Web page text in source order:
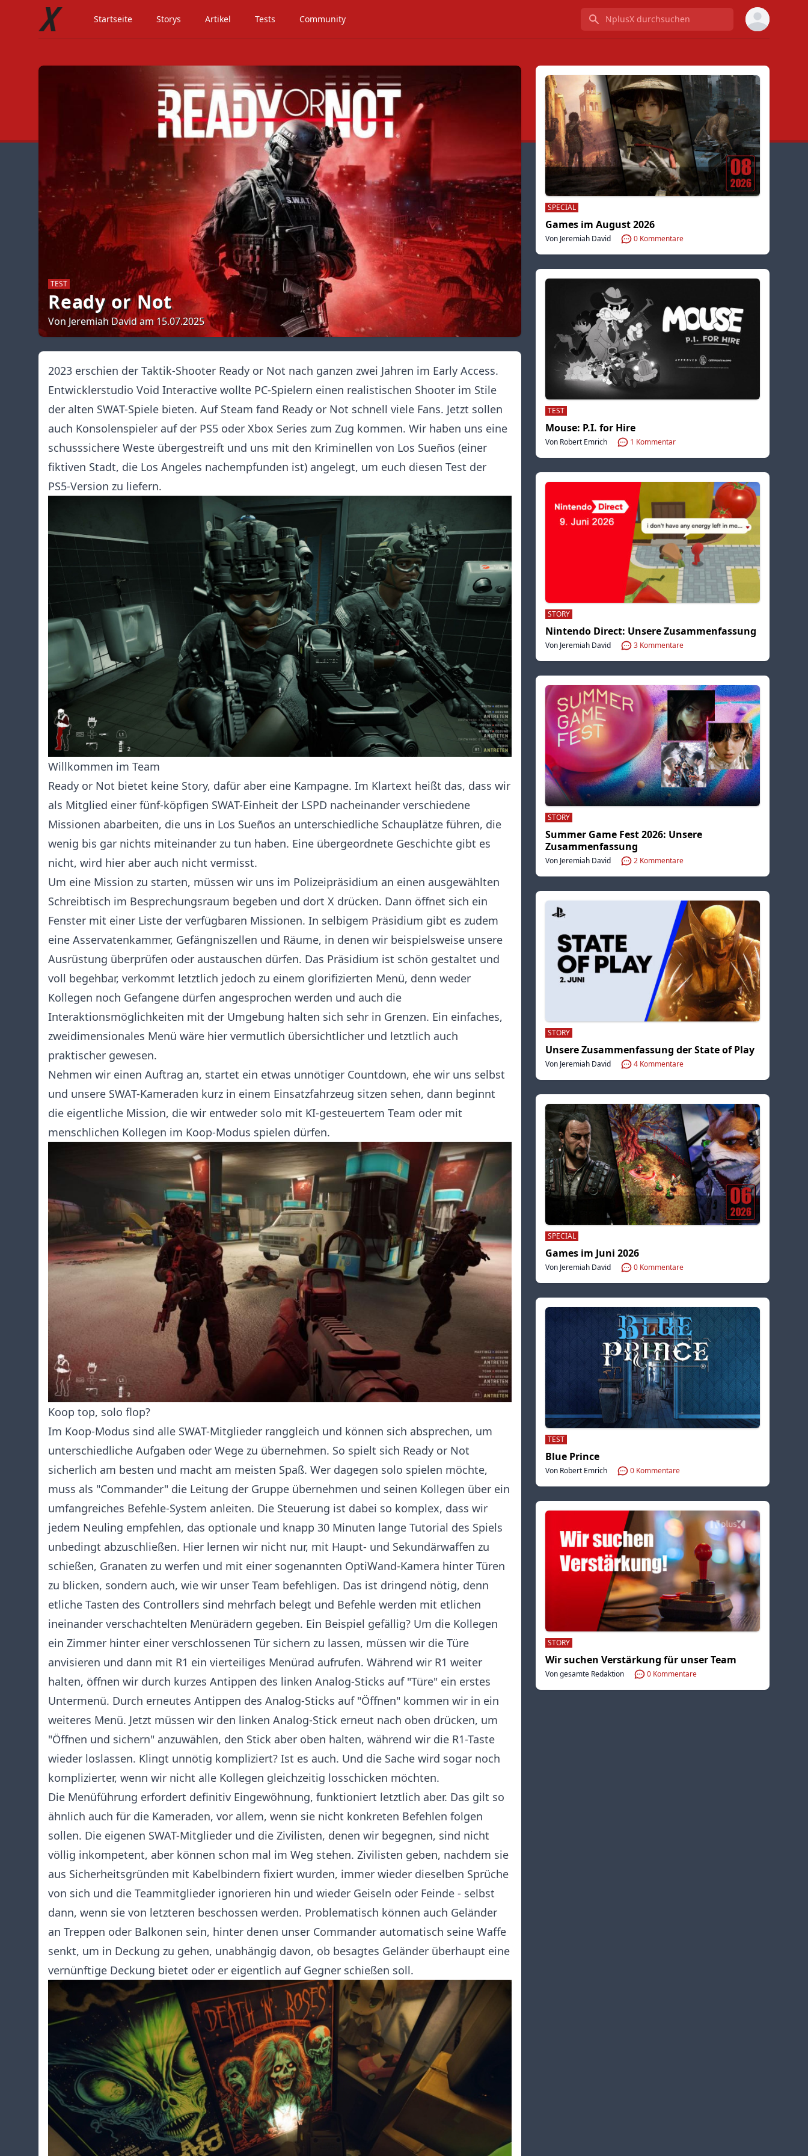
Startseite Storys Artikel Tests Community NplusX durchsuchen
TEST
Ready or Not
Von Jeremiah David am 15.07.2025
2023 erschien der Taktik-Shooter Ready or Not nach ganzen zwei Jahren im Early Access.
Entwicklerstudio Void Interactive wollte PC-Spielern einen realistischen Shooter im Stile
der alten SWAT-Spiele bieten. Auf Steam fand Ready or Not schnell viele Fans. Jetzt sollen
auch Konsolenspieler auf der PS5 oder Xbox Series zum Zug kommen. Wir haben uns eine
schusssichere Weste übergestreift und uns mit den Kriminellen von Los Sueños (einer
fiktiven Stadt, die Los Angeles nachempfunden ist) angelegt, um euch diesen Test der
PS5-Version zu liefern.
Willkommen im Team
Ready or Not bietet keine Story, dafür aber eine Kampagne. Im Klartext heißt das, dass wir
als Mitglied einer fünf-köpfigen SWAT-Einheit der LSPD nacheinander verschiedene
Missionen abarbeiten, die uns in Los Sueños an unterschiedliche Schauplätze führen, die
wenig bis gar nichts miteinander zu tun haben. Eine übergeordnete Geschichte gibt es
nicht, wird hier aber auch nicht vermisst.
Um eine Mission zu starten, müssen wir uns im Polizeipräsidium an einen ausgewählten
Schreibtisch im Besprechungsraum begeben und dort X drücken. Dann öffnet sich ein
Fenster mit einer Liste der verfügbaren Missionen. In selbigem Präsidium gibt es zudem
eine Asservatenkammer, Gefängniszellen und Räume, in denen wir beispielsweise unsere
Ausrüstung überprüfen oder austauschen dürfen. Das Präsidium ist schön gestaltet und
voll begehbar, verkommt letztlich jedoch zu einem glorifizierten Menü, denn weder
Kollegen noch Gefangene dürfen angesprochen werden und auch die
Interaktionsmöglichkeiten mit der Umgebung halten sich sehr in Grenzen. Ein einfaches,
zweidimensionales Menü wäre hier vermutlich übersichtlicher und letztlich auch
praktischer gewesen.
Nehmen wir einen Auftrag an, startet ein etwas unnötiger Countdown, ehe wir uns selbst
und unsere SWAT-Kameraden kurz in einem Einsatzfahrzeug sitzen sehen, dann beginnt
die eigentliche Mission, die wir entweder solo mit KI-gesteuertem Team oder mit
menschlichen Kollegen im Koop-Modus spielen dürfen.
Koop top, solo flop?
Im Koop-Modus sind alle SWAT-Mitglieder ranggleich und können sich absprechen, um
unterschiedliche Aufgaben oder Wege zu übernehmen. So spielt sich Ready or Not
sicherlich am besten und macht am meisten Spaß. Wer dagegen solo spielen möchte,
muss als "Commander" die Leitung der Gruppe übernehmen und seinen Kollegen über ein
umfangreiches Befehle-System anleiten. Die Steuerung ist dabei so komplex, dass wir
jedem Neuling empfehlen, das optionale und knapp 30 Minuten lange Tutorial des Spiels
unbedingt abzuschließen. Hier lernen wir nicht nur, mit Haupt- und Sekundärwaffen zu
schießen, Granaten zu werfen und mit einer sogenannten OptiWand-Kamera hinter Türen
zu blicken, sondern auch, wie wir unser Team befehligen. Das ist dringend nötig, denn
etliche Tasten des Controllers sind mehrfach belegt und Befehle werden mit etlichen
ineinander verschachtelten Menürädern gegeben. Ein Beispiel gefällig? Um die Kollegen
ein Zimmer hinter einer verschlossenen Tür sichern zu lassen, müssen wir die Türe
anvisieren und dann mit R1 ein vierteiliges Menürad aufrufen. Während wir R1 weiter
halten, öffnen wir durch kurzes Antippen des linken Analog-Sticks auf "Türe" ein erstes
Untermenü. Durch erneutes Antippen des Analog-Sticks auf "Öffnen" kommen wir in ein
weiteres Menü. Jetzt müssen wir den linken Analog-Stick erneut nach oben drücken, um
"Öffnen und sichern" anzuwählen, den Stick aber oben halten, während wir die R1-Taste
wieder loslassen. Klingt unnötig kompliziert? Ist es auch. Und die Sache wird sogar noch
komplizierter, wenn wir nicht alle Kollegen gleichzeitig losschicken möchten.
Die Menüführung erfordert definitiv Eingewöhnung, funktioniert letztlich aber. Das gilt so
ähnlich auch für die Kameraden, vor allem, wenn sie nicht konkreten Befehlen folgen
sollen. Die eigenen SWAT-Mitglieder und die Zivilisten, denen wir begegnen, sind nicht
völlig inkompetent, aber können schon mal im Weg stehen. Zivilisten geben, nachdem sie
aus Sicherheitsgründen mit Kabelbindern fixiert wurden, immer wieder dieselben Sprüche
von sich und die Teammitglieder ignorieren hin und wieder Geiseln oder Feinde - selbst
dann, wenn sie von letzteren beschossen werden. Problematisch können auch Geländer
an Treppen oder Balkonen sein, hinter denen unser Commander automatisch seine Waffe
senkt, um in Deckung zu gehen, unabhängig davon, ob besagtes Geländer überhaupt eine
vernünftige Deckung bietet oder er eigentlich auf Gegner schießen soll.
SPECIAL
Games im August 2026
Von Jeremiah David 0 Kommentare
TEST
Mouse: P.I. for Hire
Von Robert Emrich 1 Kommentar
STORY
Nintendo Direct: Unsere Zusammenfassung
Von Jeremiah David 3 Kommentare
STORY
Summer Game Fest 2026: Unsere
Zusammenfassung
Von Jeremiah David 2 Kommentare
STORY
Unsere Zusammenfassung der State of Play
Von Jeremiah David 4 Kommentare
SPECIAL
Games im Juni 2026
Von Jeremiah David 0 Kommentare
TEST
Blue Prince
Von Robert Emrich 0 Kommentare
STORY
Wir suchen Verstärkung für unser Team
Von gesamte Redaktion 0 Kommentare